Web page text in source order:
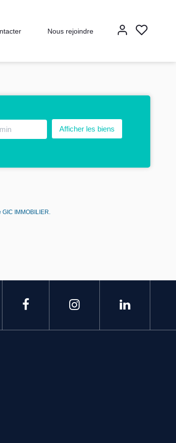
Nous rejoindre
IMMOBILIER.